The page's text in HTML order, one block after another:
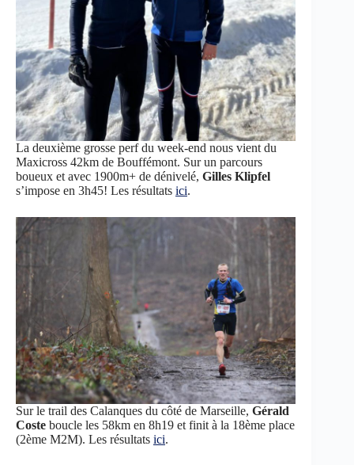
La deuxième grosse perf du week-end nous vient du
Maxicross 42km de Bouffémont. Sur un parcours
boueux et avec 1900m+ de dénivelé, Gilles Klipfel
s’impose en 3h45! Les résultats ici.
Sur le trail des Calanques du côté de Marseille, Gérald
Coste boucle les 58km en 8h19 et finit à la 18ème place
(2ème M2M). Les résultats ici.